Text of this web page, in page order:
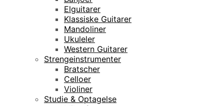
Elguitarer
Klassiske Guitarer
Mandoliner
Ukuleler
Western Guitarer
Strengeinstrumenter
Bratscher
Celloer
Violiner
Studie & Optagelse